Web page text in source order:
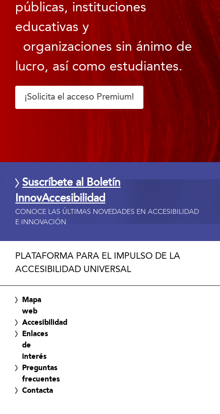
públicas, instituciones
educativas y
organizaciones sin ánimo de
lucro, así como estudiantes.
¡Solicita el acceso Premium!
Suscríbete al Boletín
InnovAccesibilidad
CONOCE LAS ÚLTIMAS NOVEDADES EN ACCESIBILIDAD
E INNOVACIÓN
PLATAFORMA PARA EL IMPULSO DE LA
ACCESIBILIDAD UNIVERSAL
Mapa
web
Accesibilidad
Enlaces
de
interés
Preguntas
frecuentes
Contacta